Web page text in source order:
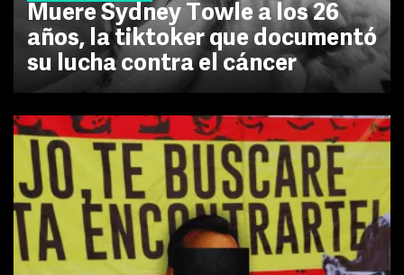
Muere Sydney Towle a los 26
años, la tiktoker que documentó
su lucha contra el cáncer